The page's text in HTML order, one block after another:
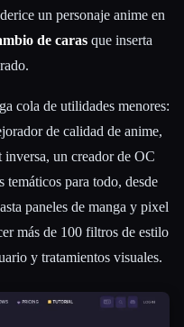
un personaje anime en
de caras que inserta
cola de utilidades menores:
de calidad de anime,
inversa, un creador de OC
temáticos para todo, desde
paneles de manga y pixel
más de 100 filtros de estilo
y tratamientos visuales.